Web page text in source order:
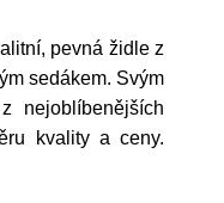
pevná židle z
sedákem. Svým
nejoblíbenějších
kvality a ceny.